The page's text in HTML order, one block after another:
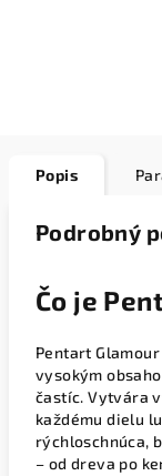
Popis
Podrobný
Čo je
Pentart
vysokým
častíc. Vytvára
každému dielu
rýchloschnúca,
– od dreva po